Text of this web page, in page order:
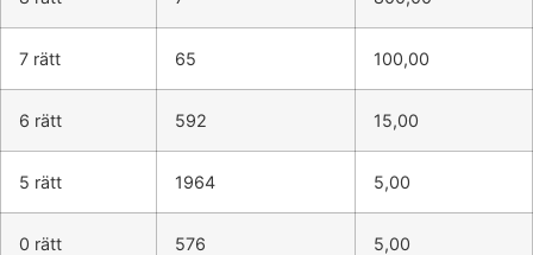
7 rätt 65 100,00
6 rätt 592 15,00
5 rätt 1964 5,00
0 rätt 576 5,00